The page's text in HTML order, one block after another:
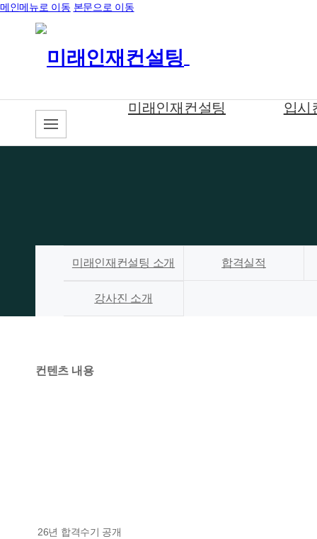
메인메뉴로 이동 본문으로 이동
미래인재컨설팅 소개 합격실적
강사진 소개
컨텐츠 내용
26년 합격수기 공개
미래인재컨설팅 입시